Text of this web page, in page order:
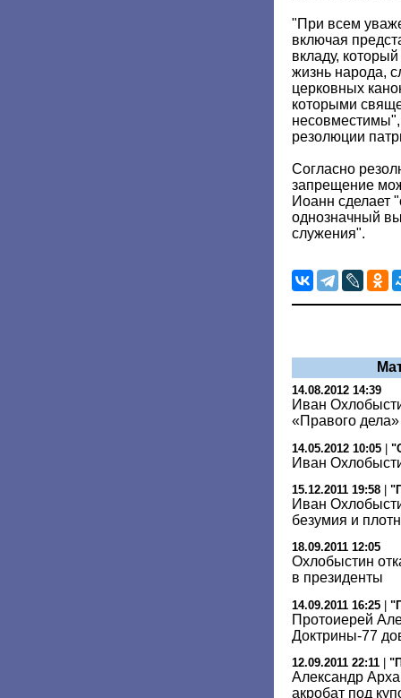
"При всем
включая
вкладу,
жизнь народа,
церковных
которыми
резолюции
Согласно
запрещение
Иоанн сделает
однозначный
служения".
14.08.2012 14:39
Иван
«Правого дела»
14.05.2012 10:05 |
Иван
15.12.2011 19:58
Иван
безумия и
18.09.2011 12:05
Охлобыстин
в президенты
14.09.2011 16:25 |
Протоиерей
Доктрины-77
12.09.2011 22:11
Александр
акробат под